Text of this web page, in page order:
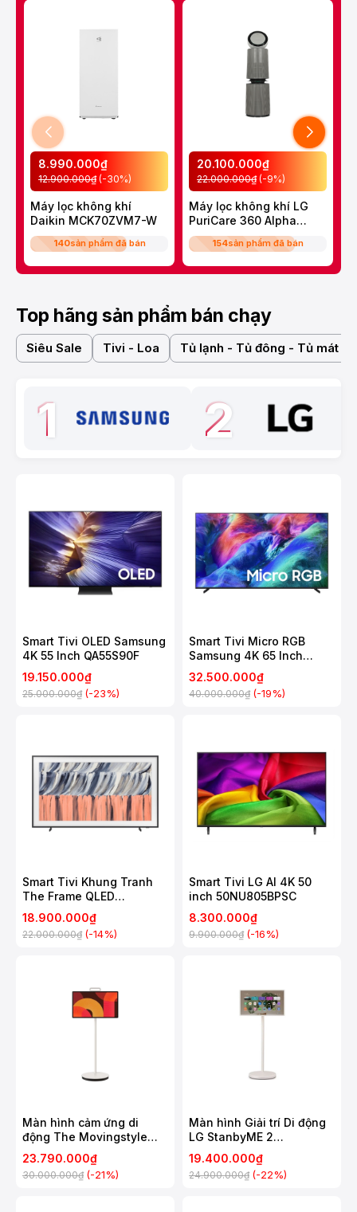
8.990.000₫
12.900.000₫ (-30%)
Máy lọc không khí
Daikin MCK70ZVM7-W
140sản phẩm đã bán
20.100.000₫
22.000.000₫ (-9%)
Máy lọc không khí LG
PuriCare 360 Alpha
Double
AS10GDBY0.ABAE
154sản phẩm đã bán
Top hãng sản phẩm bán chạy
Siêu Sale Tivi - Loa Tủ lạnh - Tủ đông - Tủ mát
1 2
Smart Tivi OLED Samsung
4K 55 Inch QA55S90F
19.150.000₫
25.000.000₫ (-23%)
Smart Tivi Micro RGB
Samsung 4K 65 Inch
MRA65R85H
32.500.000₫
40.000.000₫ (-19%)
Smart Tivi Khung Tranh
The Frame QLED
Samsung 4K 55 Inch
QA55LS03H
18.900.000₫
22.000.000₫ (-14%)
Smart Tivi LG AI 4K 50
inch 50NU805BPSC
8.300.000₫
9.900.000₫ (-16%)
Màn hình cảm ứng di
động The Movingstyle
Samsung 27 Inch
UA27LSM7FAXXXV
23.790.000₫
30.000.000₫ (-21%)
Màn hình Giải trí Di động
LG StanbyME 2
27LX6TDGA
19.400.000₫
24.900.000₫ (-22%)